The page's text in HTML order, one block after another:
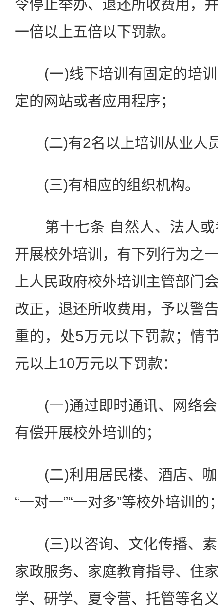
令停止举办、退还所收费用，
一倍以上五倍以下罚款。
(一)线下培训有固定的培训
定的网站或者应用程序；
(二)有2名以上培训从业人
(三)有相应的组织机构。
第十七条 自然人、法人或
开展校外培训，有下列行为之
上人民政府校外培训主管部门
改正，退还所收费用，予以警
重的，处5万元以下罚款；情
元以上10万元以下罚款：
(一)通过即时通讯、网络会
有偿开展校外培训的；
(二)利用居民楼、酒店、咖
“一对一”“一对多”等校外培训的
(三)以咨询、文化传播、素
家政服务、家庭教育指导、住
学、研学、夏令营、托管等名